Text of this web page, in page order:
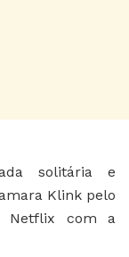
solitária e
Klink pelo
Netflix com a